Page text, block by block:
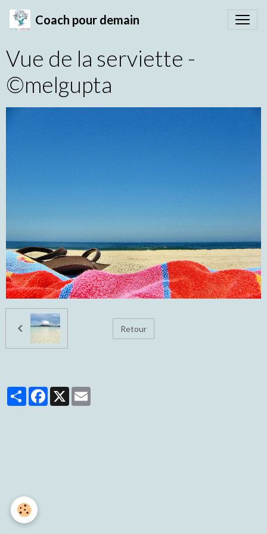
Coach pour demain
Vue de la serviette -
©melgupta
Retour
PartagerFacebook
X